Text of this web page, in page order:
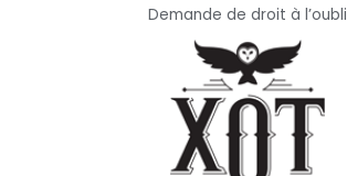
Demande de droit à l’oubli